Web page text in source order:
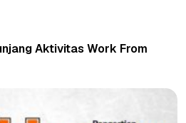
Aktivitas Work From